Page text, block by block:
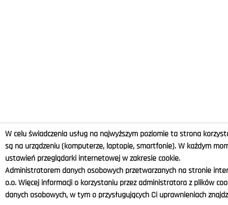
W celu świadczenia usług na najwyższym poziomie ta strona
są na urządzeniu (komputerze, laptopie, smartfonie). W każdym
ustawień przeglądarki internetowej w zakresie cookie.
Administratorem danych osobowych przetwarzanych na stronie
o.o. Więcej informacji o korzystaniu przez administratora z plików
danych osobowych, w tym o przysługujących Ci uprawnieniach